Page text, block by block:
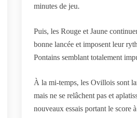
minutes de jeu.
Puis, les Rouge et Jaune
bonne lancée et imposent leur
Pontains semblant totalement
À la mi-temps, les Ovillois sont
mais ne se relâchent pas et
nouveaux essais portant le score